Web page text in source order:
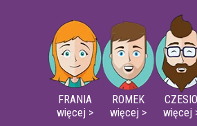
FRANIA
więcej >
ROMEK
więcej >
CZESIO
więcej